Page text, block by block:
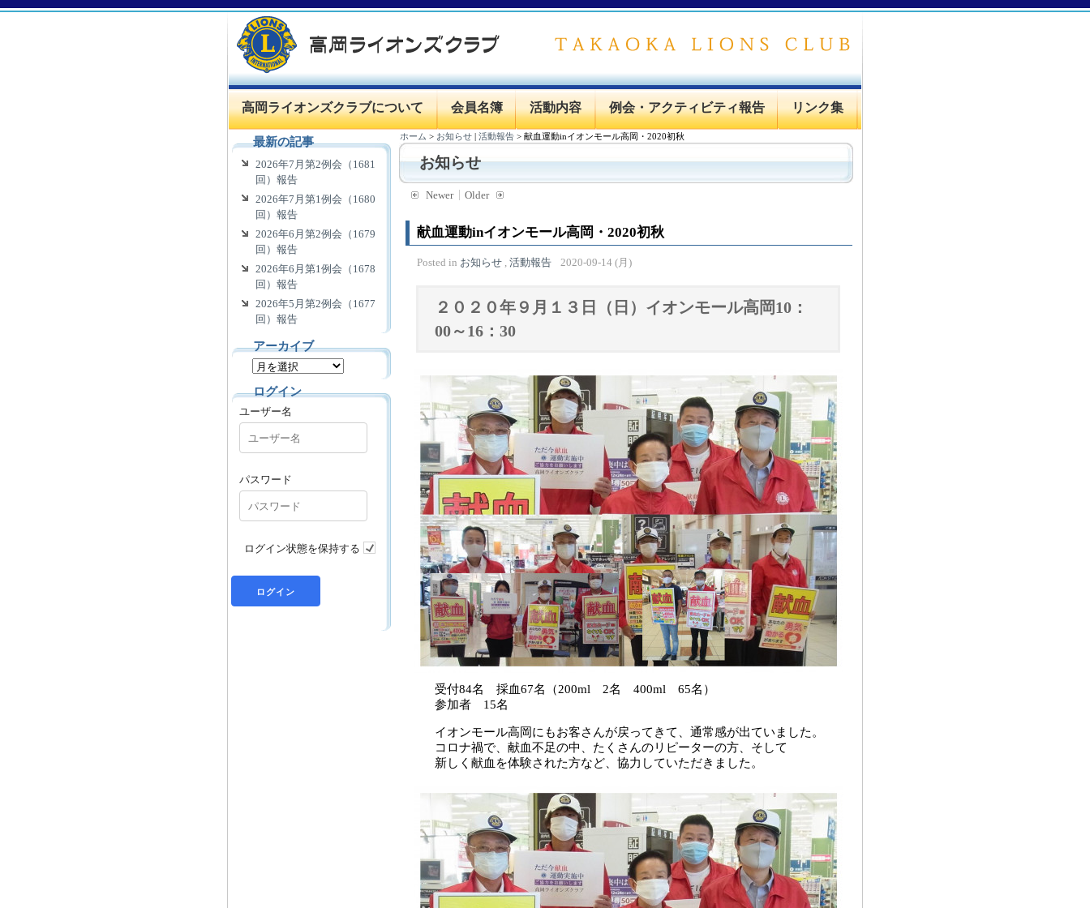
高岡ライオンズクラブについて 会員名簿 活動内容 例会・アクティビティ報告 リンク集
ホーム > お知らせ |活動報告 >献血運動inイオンモール高岡・2020初秋
お知らせ
Newer Older
献血運動inイオンモール高岡・2020初秋
Posted in お知らせ ,活動報告 2020-09-14 (月)
２０２０年９ 月１３日（日）イオンモール高岡10：
00～16：30
受付84名 採血67名（200ml 2名 400ml 65名）
参加者 15名
イオンモール高岡にもお客さんが戻ってきて、通常感が出ていました。
コロナ禍で、献血不足の中、たくさんのリピーターの方、そして
新しく献血を体験された方など、協力していただきました。
最新の記事
2026年7月第2例会（1681
回）報告
2026年7月第1例会（1680
回）報告
2026年6月第2例会（1679
回）報告
2026年6月第1例会（1678
回）報告
2026年5月第2例会（1677
回）報告
アーカイブ
ログイン
ユーザー名
パスワード
ログイン状態を保持する